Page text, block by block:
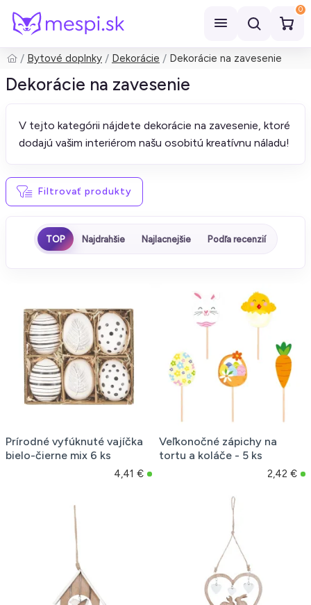
0
Hľadať
Bytové doplnky Dekorácie Dekorácie na zavesenie
Dekorácie na zavesenie
V tejto kategórii nájdete dekorácie na zavesenie, ktoré
dodajú vašim interiérom našu osobitú kreatívnu náladu!
Filtrovať produkty
TOP Najdrahšie Najlacnejšie Podľa recenzií
Prírodné vyfúknuté vajíčka
bielo-čierne mix 6 ks
4,41 €
Veľkonočné zápichy na
tortu a koláče - 5 ks
2,42 €